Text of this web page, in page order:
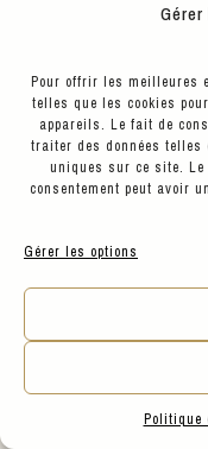
Pour offrir les meilleures
telles que les cookies
appareils. Le fait de
traiter des données telles
uniques sur ce site.
consentement peut avoir
Gérer les options
Politique
IZIPIZI
#M LIGHT